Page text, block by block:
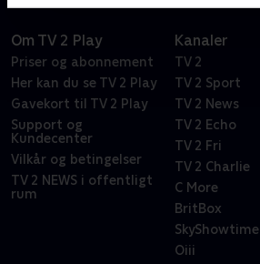
Om TV 2 Play
Priser og abonnement
Her kan du se TV 2 Play
Gavekort til TV 2 Play
Support og
Kundecenter
Vilkår og betingelser
TV 2 NEWS i offentligt
rum
Kanaler
TV 2
TV 2 Sport
TV 2 News
TV 2 Echo
TV 2 Fri
TV 2 Charlie
C More
BritBox
SkyShowtime
Oiii